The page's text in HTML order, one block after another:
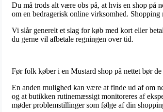
Du må trods alt være obs på, at hvis en shop på
om en bedragerisk online virksomhed.
Vi slår generelt et slag for køb med kort eller
du gerne vil afbetale regningen over tid.
Før folk køber i en Mustard shop på nettet bør
En anden mulighed kan være at finde ud af om
og at butikken rutinemæssigt monitoreres af
møder problemstillinger som følge af din